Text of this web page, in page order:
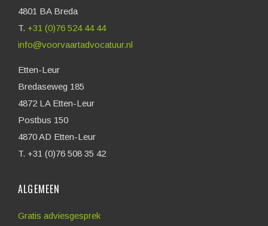
4801 BA Breda
T. +31 (0)76 524 44 44
info@voorvaartadvocatuur.nl
Etten-Leur
Bredaseweg 185
4872 LA Etten-Leur
Postbus 150
4870 AD Etten-Leur
T. +31 (0)76 508 35 42
ALGEMEEN
Gratis adviesgesprek